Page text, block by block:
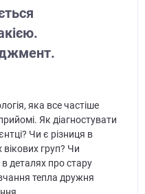
яка все частіше
Як діагностувати
Чи є різниця в
вікових груп? Чи
деталях про стару
тепла дружня